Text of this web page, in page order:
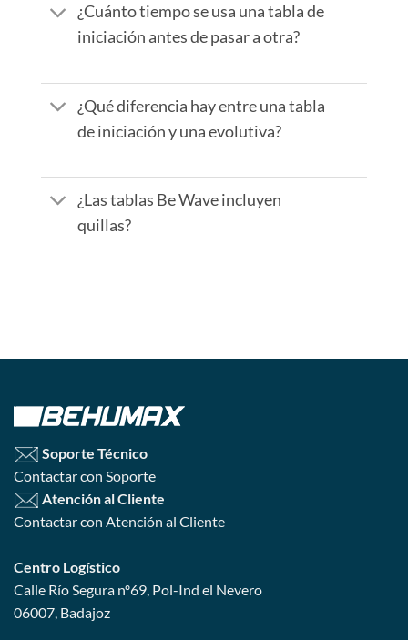
¿Cuánto tiempo se usa una tabla de
iniciación antes de pasar a otra?
¿Qué diferencia hay entre una tabla
de iniciación y una evolutiva?
¿Las tablas Be Wave incluyen
quillas?
Soporte Técnico
Contactar con Soporte
Atención al Cliente
Contactar con Atención al Cliente
Centro Logístico
Calle Río Segura nº69, Pol-Ind el Nevero
06007, Badajoz